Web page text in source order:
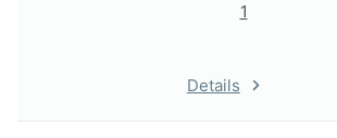
1
Details